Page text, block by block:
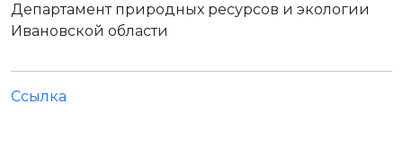
Департамент природных ресурсов и экологии
Ивановской области
Ссылка